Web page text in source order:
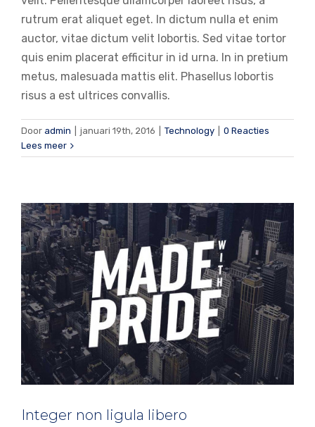
rutrum erat aliquet eget. In dictum nulla et enim
auctor, vitae dictum velit lobortis. Sed vitae tortor
quis enim placerat efficitur in id urna. In in pretium
metus, malesuada mattis elit. Phasellus lobortis
risus a est ultrices convallis.
Door admin januari 19th, 2016 Technology
0 Reacties
Lees meer
Integer non ligula libero
Integer non ligula libero